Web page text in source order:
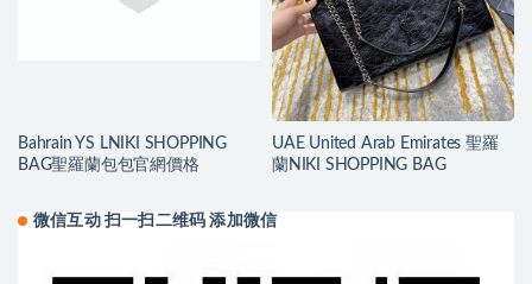
Bahrain YS LNIKI SHOPPING
BAG聖羅蘭包包官網價格
UAE United Arab Emirates 聖羅
蘭NIKI SHOPPING BAG
微信互动 扫一扫二维码 添加微信